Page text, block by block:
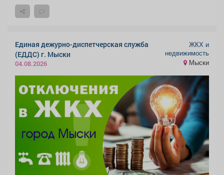
Единая дежурно-диспетчерская служба
(ЕДДС) г. Мыски
04.08.2026
ЖКХ и
недвижимость
Мыски